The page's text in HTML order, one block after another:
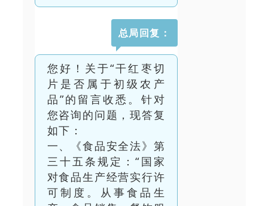
总局回复：
您好！关于“干红枣切
片是否属于初级农产
品”的留言收悉。针对
您咨询的问题，现答复
如下：
一、《食品安全法》第
三十五条规定：“国家
对食品生产经营实行许
可制度。从事食品生